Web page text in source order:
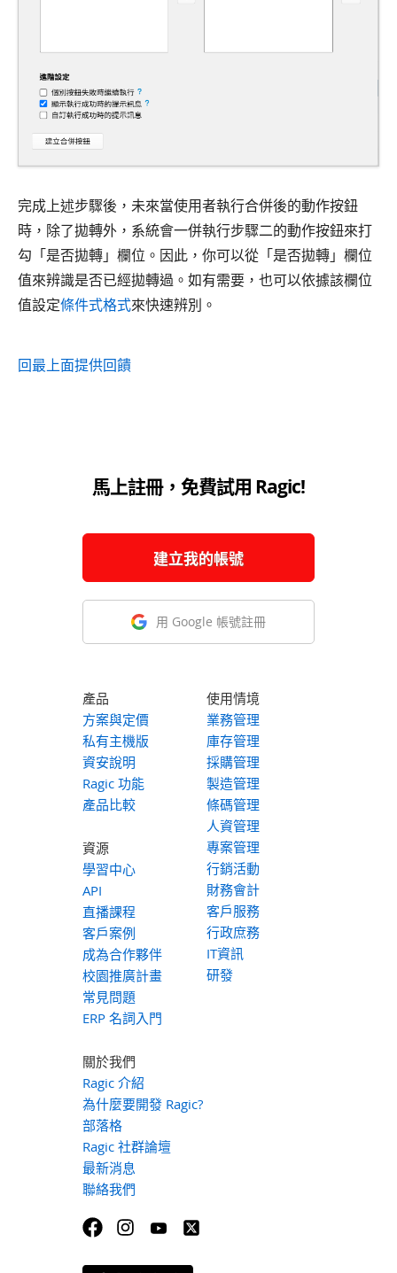
完成上述步驟後，未來當使用者執行合併後的動作按鈕
時，除了拋轉外，系統會一併執行步驟二的動作按鈕來打
勾「是否拋轉」欄位。因此，你可以從「是否拋轉」欄位
值來辨識是否已經拋轉過。如有需要，也可以依據該欄位
值設定條件式格式來快速辨別。
回最上面提供回饋
馬上註冊，免費試用 Ragic!
建立我的帳號
用 Google 帳號註冊
產品
方案與定價
私有主機版
資安說明
Ragic 功能
產品比較
資源
學習中心
API
直播課程
客戶案例
成為合作夥伴
校園推廣計畫
常見問題
ERP 名詞入門
使用情境
業務管理
庫存管理
採購管理
製造管理
條碼管理
人資管理
專案管理
行銷活動
財務會計
客戶服務
行政庶務
IT資訊
研發
關於我們
Ragic 介紹
為什麼要開發 Ragic?
部落格
Ragic 社群論壇
最新消息
聯絡我們